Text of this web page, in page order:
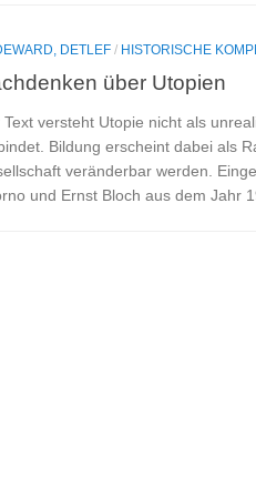
DETLEF / HISTORISCHE
über Utopien
Text versteht Utopie nicht als
Bildung erscheint dabei als
veränderbar werden.
und Ernst Bloch aus dem Jahr